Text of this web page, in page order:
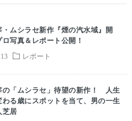
レポート
ムシラセ新作『煙の汽水域』開
写真＆レポート公開！
の「ムシラセ」待望の新作！ 人生
る歳にスポットを当て、男の一生
芝居